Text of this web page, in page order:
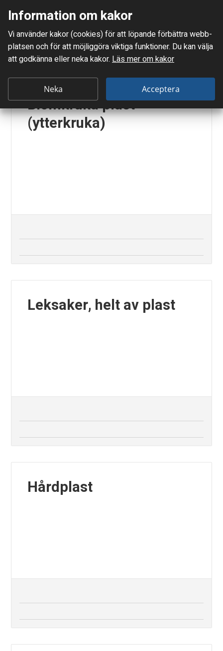
Mellanskånes Renhållnings AB
Du är här: Hårdplast
P
a
s
Blomkruka plast
(ytterkruka)
Leksaker, helt av plast
Hårdplast
Information om kakor
Vi använder kakor (cookies) för att löpande förbättra webb­
platsen och för att möjlig­göra viktiga funktioner. Du kan välja
att godkänna eller neka kakor. Läs mer om kakor
Neka Acceptera